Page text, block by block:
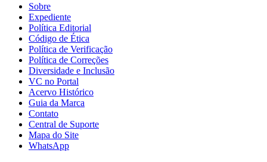
Sobre
Expediente
Política Editorial
Código de Ética
Política de Verificação
Política de Correções
Diversidade e Inclusão
VC no Portal
Acervo Histórico
Guia da Marca
Contato
Central de Suporte
Mapa do Site
WhatsApp